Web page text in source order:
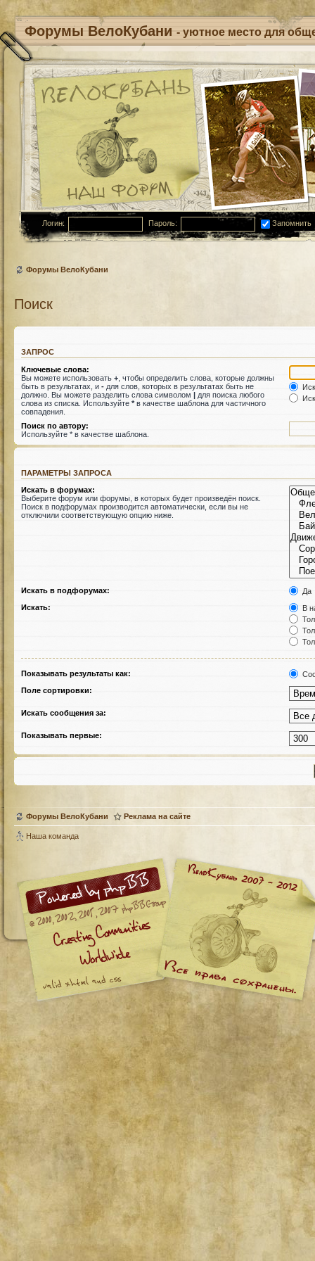
Форумы ВелоКубани - уютное место для
Логин: Пароль: Запомнить
Форумы ВелоКубани
Поиск
ЗАПРОС
Ключевые слова:
Вы можете использовать + , чтобы определить слова, которые должны
быть в результатах, и - для слов, которых в результатах быть не
должно. Вы можете разделить слова символом | для поиска любого
слова из списка. Используйте *в качестве шаблона для частичного
совпадения.
Поиск по автору:
Используйте * в качестве шаблона.
ПАРАМЕТРЫ ЗАПРОСА
Искать в форумах:
Выберите форум или форумы, в которых будет произведён поиск.
Поиск в подфорумах производится автоматически, если вы не
отключили соответствующую опцию ниже.
Искать в подфорумах:
Да
Искать:
В
Показывать результаты как:
Поле сортировки:
Искать сообщения за:
Показывать первые:
Форумы ВелоКубани Реклама на сайте
Наша команда